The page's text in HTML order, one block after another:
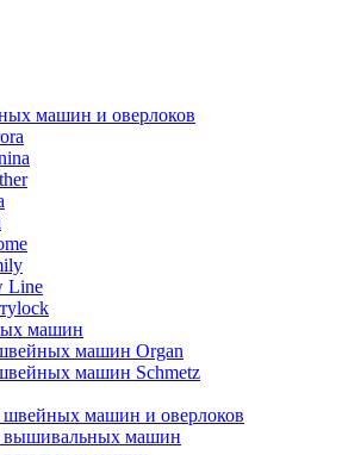
машин и оверлоков
Line
машин
машин Organ
машин Schmetz
машин и оверлоков
вышивальных машин